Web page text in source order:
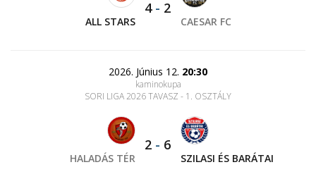
ALL STARS
4- 2
CAESAR FC
2026. Június 12. 20:30
kaminokupa
SORI LIGA 2026 TAVASZ - 1. OSZTÁLY
HALADÁS TÉR
2 - 6
SZILASI ÉS BARÁTAI